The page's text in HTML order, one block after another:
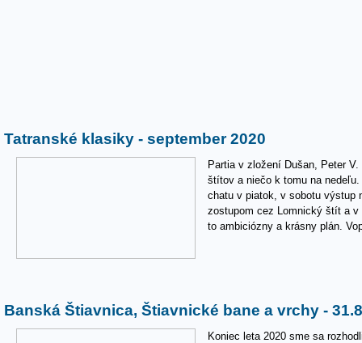
Tatranské klasiky - september 2020
Partia v zložení Dušan, Peter
štítov a niečo k tomu na
chatu v piatok, v sobotu výstup
zostupom cez Lomnický štít a v
to ambiciózny a krásny plán.
Banská Štiavnica, Štiavnické bane a vrchy -
Koniec leta 2020 sme sa